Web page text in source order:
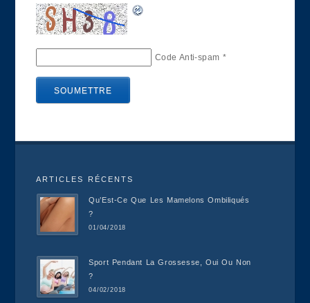
Code Anti-spam *
ARTICLES RÉCENTS
Qu’Est-Ce Que Les Mamelons Ombiliqués
?
01/04/2018
Sport Pendant La Grossesse, Oui Ou Non
?
04/02/2018